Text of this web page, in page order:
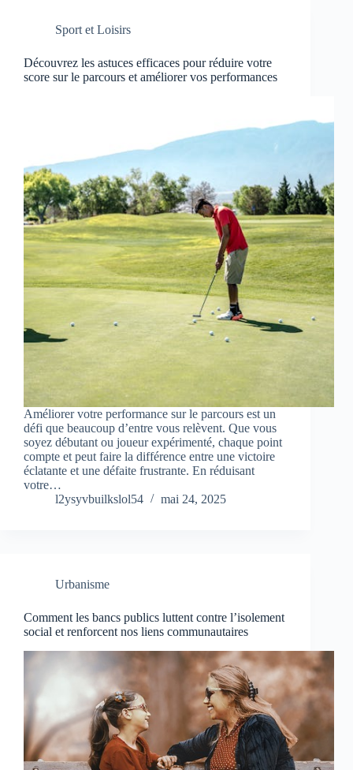
Sport et Loisirs
Découvrez les astuces efficaces pour réduire votre
score sur le parcours et améliorer vos performances
Améliorer votre performance sur le parcours est un
défi que beaucoup d’entre vous relèvent. Que vous
soyez débutant ou joueur expérimenté, chaque point
compte et peut faire la différence entre une victoire
éclatante et une défaite frustrante. En réduisant
votre…
l2ysyvbuilkslol54
mai 24, 2025
Urbanisme
Comment les bancs publics luttent contre l’isolement
social et renforcent nos liens communautaires